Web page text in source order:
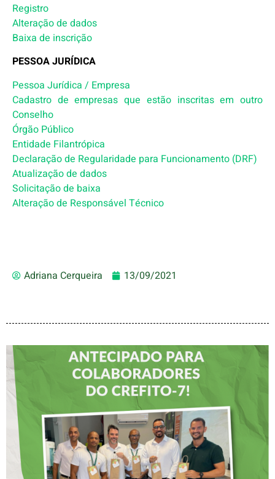
Registro
Alteração de dados
Baixa de inscrição
PESSOA JURÍDICA
Pessoa Jurídica / Empresa
Cadastro de empresas que estão inscritas em outro
Conselho
Órgão Público
Entidade Filantrópica
Declaração de Regularidade para Funcionamento (DRF)
Atualização de dados
Solicitação de baixa
Alteração de Responsável Técnico
Adriana Cerqueira 13/09/2021
DIA DOS PAIS É
ANTECIPADO PARA
COLABORADORES DO
CREFITO-7